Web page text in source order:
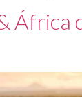
África